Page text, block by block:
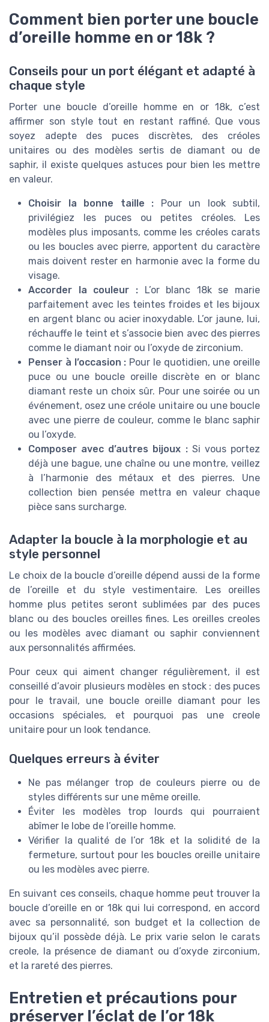
Comment bien porter une boucle
d’oreille homme en or 18k ?
Conseils pour un port élégant et adapté à
chaque style
Porter une boucle d’oreille homme en or 18k, c’est
affirmer son style tout en restant raffiné. Que vous
soyez adepte des puces discrètes, des créoles
unitaires ou des modèles sertis de diamant ou de
saphir, il existe quelques astuces pour bien les mettre
en valeur.
Choisir la bonne taille : Pour un look subtil,
privilégiez les puces ou petites créoles. Les
modèles plus imposants, comme les créoles carats
ou les boucles avec pierre, apportent du caractère
mais doivent rester en harmonie avec la forme du
visage.
Accorder la couleur :L’or blanc 18k se marie
parfaitement avec les teintes froides et les bijoux
en argent blanc ou acier inoxydable. L’or jaune, lui,
réchauffe le teint et s’associe bien avec des pierres
comme le diamant noir ou l’oxyde de zirconium.
Penser à l’occasion : Pour le quotidien, une oreille
puce ou une boucle oreille discrète en or blanc
diamant reste un choix sûr. Pour une soirée ou un
événement, osez une créole unitaire ou une boucle
avec une pierre de couleur, comme le blanc saphir
ou l’oxyde.
Composer avec d’autres bijoux :Si vous portez
déjà une bague, une chaîne ou une montre, veillez
à l’harmonie des métaux et des pierres. Une
collection bien pensée mettra en valeur chaque
pièce sans surcharge.
Adapter la boucle à la morphologie et au
style personnel
Le choix de la boucle d’oreille dépend aussi de la forme
de l’oreille et du style vestimentaire. Les oreilles
homme plus petites seront sublimées par des puces
blanc ou des boucles oreilles fines. Les oreilles creoles
ou les modèles avec diamant ou saphir conviennent
aux personnalités affirmées.
Pour ceux qui aiment changer régulièrement, il est
conseillé d’avoir plusieurs modèles en stock : des puces
pour le travail, une boucle oreille diamant pour les
occasions spéciales, et pourquoi pas une creole
unitaire pour un look tendance.
Quelques erreurs à éviter
Ne pas mélanger trop de couleurs pierre ou de
styles différents sur une même oreille.
Éviter les modèles trop lourds qui pourraient
abîmer le lobe de l’oreille homme.
Vérifier la qualité de l’or 18k et la solidité de la
fermeture, surtout pour les boucles oreille unitaire
ou les modèles avec pierre.
En suivant ces conseils, chaque homme peut trouver la
boucle d’oreille en or 18k qui lui correspond, en accord
avec sa personnalité, son budget et la collection de
bijoux qu’il possède déjà. Le prix varie selon le carats
creole, la présence de diamant ou d’oxyde zirconium,
et la rareté des pierres.
Entretien et précautions pour
préserver l’éclat de l’or 18k